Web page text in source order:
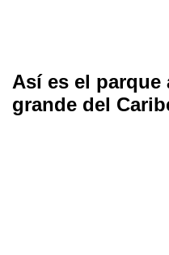
Así es el parque
grande del